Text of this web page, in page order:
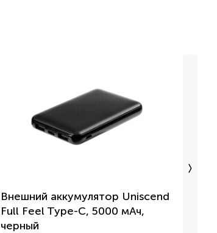
Внешний аккумулятор Uniscend
Full Feel Type-C, 5000 мАч,
черный